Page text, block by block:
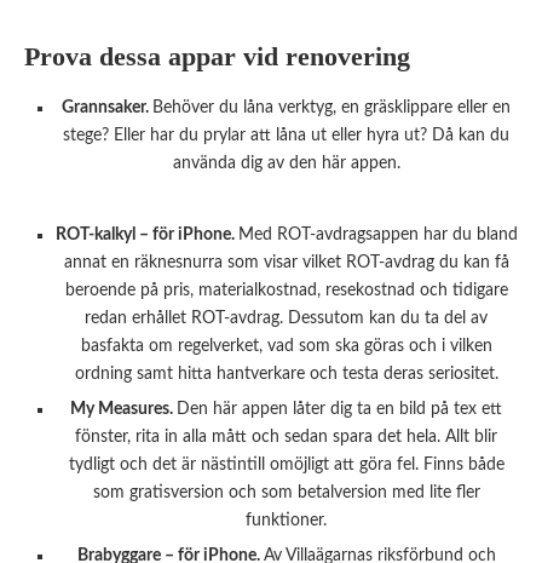
Prova dessa appar vid renovering
Grannsaker. Behöver du låna verktyg, en gräsklippare eller en
stege? Eller har du prylar att låna ut eller hyra ut? Då kan du
använda dig av den här appen.
ROT-kalkyl – för iPhone. Med ROT-avdragsappen har du bland
annat en räknesnurra som visar vilket ROT-avdrag du kan få
beroende på pris, materialkostnad, resekostnad och tidigare
redan erhållet ROT-avdrag. Dessutom kan du ta del av
basfakta om regelverket, vad som ska göras och i vilken
ordning samt hitta hantverkare och testa deras seriositet.
My Measures. Den här appen låter dig ta en bild på tex ett
fönster, rita in alla mått och sedan spara det hela. Allt blir
tydligt och det är nästintill omöjligt att göra fel. Finns både
som gratisversion och som betalversion med lite fler
funktioner.
Brabyggare – för iPhone. Av Villaägarnas riksförbund och